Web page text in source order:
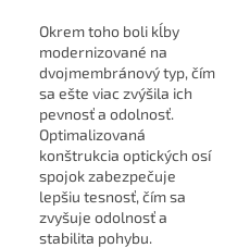
Okrem toho boli kĺby
modernizované na
dvojmembránový typ, čím
sa ešte viac zvýšila ich
pevnosť a odolnosť.
Optimalizovaná
konštrukcia optických osí
spojok zabezpečuje
lepšiu tesnosť, čím sa
zvyšuje odolnosť a
stabilita pohybu.